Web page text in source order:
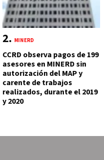
MINERD
CCRD observa pagos de 199
asesores en MINERD sin
autorización del MAP y
carente de trabajos
realizados, durante el 2019
y 2020